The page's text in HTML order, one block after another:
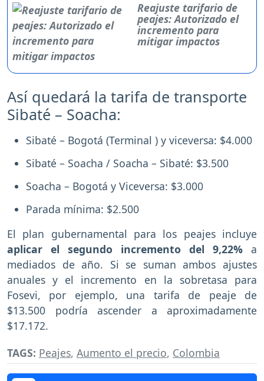
Reajuste tarifario de
peajes: Autorizado el
incremento para
mitigar impactos
Así quedará la tarifa de transporte
Sibaté – Soacha:
Sibaté – Bogotá (Terminal ) y viceversa: $4.000
Sibaté – Soacha / Soacha – Sibaté: $3.500
Soacha – Bogotá y Viceversa: $3.000
Parada mínima: $2.500
El plan gubernamental para los peajes incluye
aplicar el segundo incremento del 9,22% a
mediados de año. Si se suman ambos ajustes
anuales y el incremento en la sobretasa para
Fosevi, por ejemplo, una tarifa de peaje de
$13.500 podría ascender a aproximadamente
$17.172.
TAGS: Peajes, Aumento el precio, Colombia